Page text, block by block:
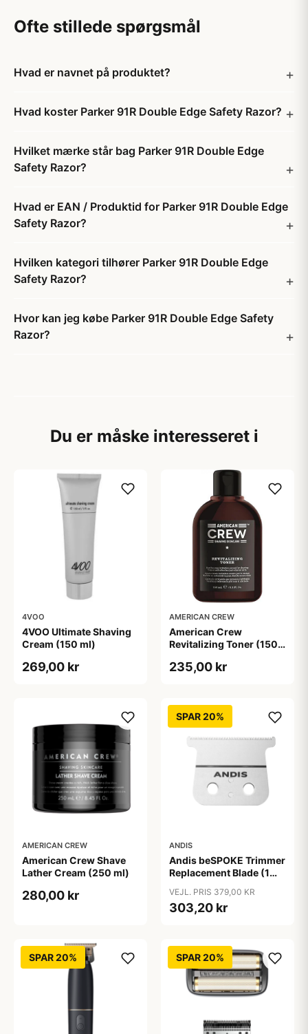
Ofte stillede spørgsmål
Hvad er navnet på produktet?
Hvad koster Parker 91R Double Edge Safety Razor?
Hvilket mærke står bag Parker 91R Double Edge
Safety Razor?
Hvad er EAN / Produktid for Parker 91R Double Edge
Safety Razor?
Hvilken kategori tilhører Parker 91R Double Edge
Safety Razor?
Hvor kan jeg købe Parker 91R Double Edge Safety
Razor?
Du er måske interesseret i
4VOO
4VOO Ultimate Shaving
Cream (150 ml)
269,00 kr
AMERICAN CREW
American Crew
Revitalizing Toner (150
235,00 kr
AMERICAN CREW
American Crew Shave
Lather Cream (250 ml)
280,00 kr
SPAR 20%
ANDIS
Andis beSPOKE Trimmer
Replacement Blade (1
VEJL. PRIS 379,00 KR
303,20 kr
SPAR 20% SPAR 20%